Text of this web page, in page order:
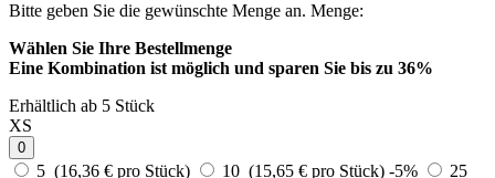
Bitte geben Sie die gewünschte Menge an. Menge:
Wählen Sie Ihre Bestellmenge
Eine Kombination ist möglich und sparen Sie bis zu 36%
Erhältlich ab 5 Stück
XS
0
5 (16,36 € pro Stück) 10 (15,65 € pro Stück) -5%
25